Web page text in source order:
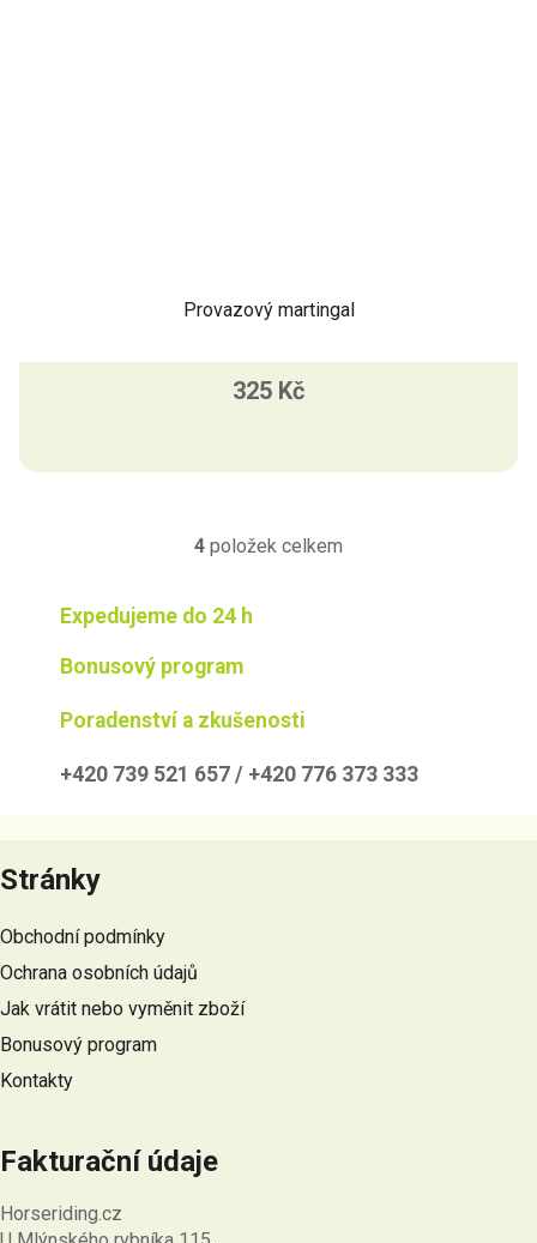
Provazový martingal
325 Kč
O
c
p
4 položek celkem
Expedujeme do 24 h
Bonusový program
Poradenství a zkušenosti
+420 739 521 657 / +420 776 373 333
á
p
a
t
í
Stránky
Obchodní podmínky
Ochrana osobních údajů
Jak vrátit nebo vyměnit zboží
Bonusový program
Kontakty
Fakturační údaje
Horseriding.cz